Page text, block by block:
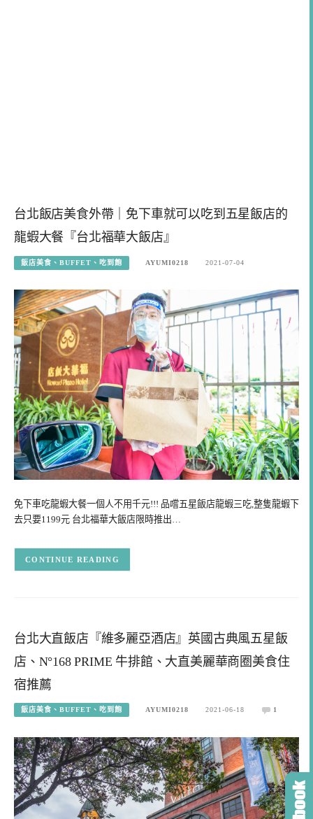
台北飯店美食外帶｜免下車就可以吃到五星飯店的
龍蝦大餐『台北福華大飯店』
飯店美食、BUFFET、吃到飽 AYUMI0218 2021-07-04
免下車吃龍蝦大餐一個人不用千元!!! 品嚐五星飯店龍蝦三吃,整隻龍蝦下
去只要1199元 台北福華大飯店限時推出…
CONTINUE READING
台北大直飯店『維多麗亞酒店』英國古典風五星飯
店、N°168 PRIME 牛排館、大直美麗華商圈美食住
宿推薦
飯店美食、BUFFET、吃到飽 AYUMI0218 2021-06-18 1